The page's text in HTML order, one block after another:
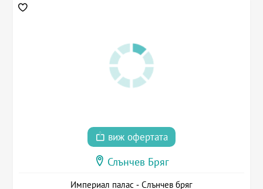
виж офертата
Слънчев Бряг
Империал палас - Слънчев бряг